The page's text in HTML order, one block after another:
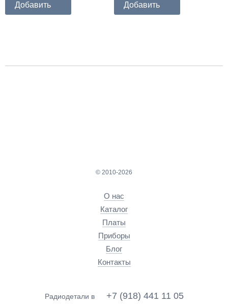
Добавить Добавить
© 2010-2026
О нас
Каталог
Платы
Приборы
Блог
Контакты
Радиодетали в +7 (918) 441 11 05